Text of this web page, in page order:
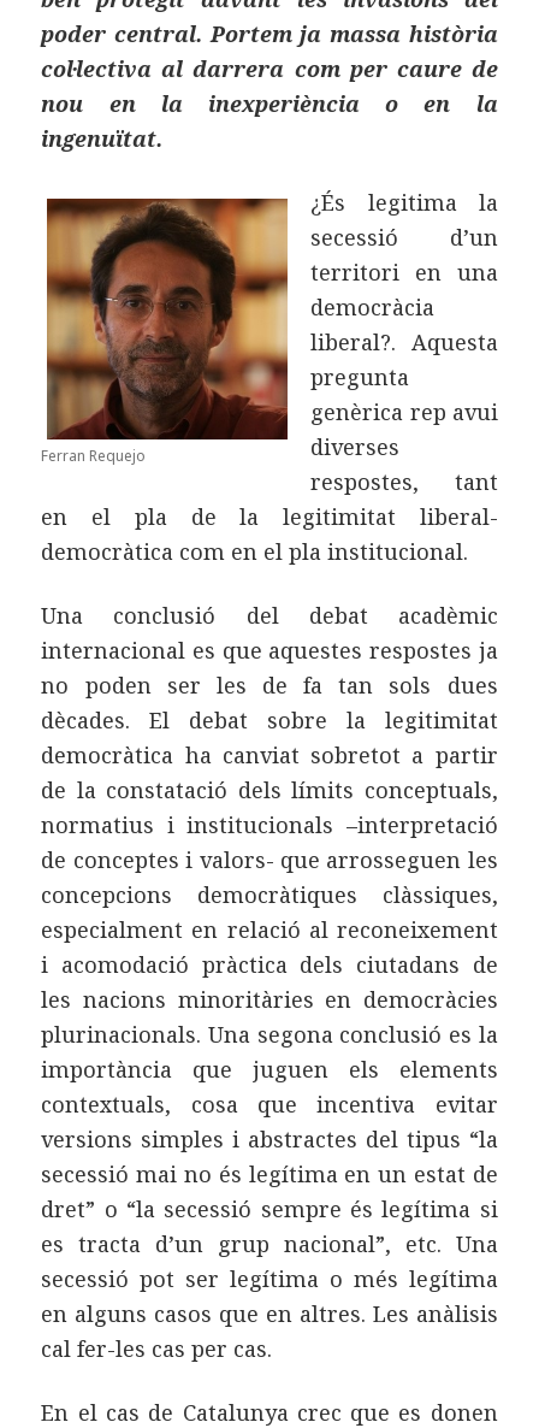
poder central. Portem ja massa història
col·lectiva al darrera com per caure de
nou en la inexperiència o en la
ingenuïtat.
Ferran Requejo
¿És legitima la
secessió d’un
territori en una
democràcia
liberal?. Aquesta
pregunta
genèrica rep avui
diverses
respostes, tant
en el pla de la legitimitat liberal-
democràtica com en el pla institucional.
Una conclusió del debat acadèmic
internacional es que aquestes respostes ja
no poden ser les de fa tan sols dues
dècades. El debat sobre la legitimitat
democràtica ha canviat sobretot a partir
de la constatació dels límits conceptuals,
normatius i institucionals –interpretació
de conceptes i valors- que arrosseguen les
concepcions democràtiques clàssiques,
especialment en relació al reconeixement
i acomodació pràctica dels ciutadans de
les nacions minoritàries en democràcies
plurinacionals. Una segona conclusió es la
importància que juguen els elements
contextuals, cosa que incentiva evitar
versions simples i abstractes del tipus “la
secessió mai no és legítima en un estat de
dret” o “la secessió sempre és legítima si
es tracta d’un grup nacional”, etc. Una
secessió pot ser legítima o més legítima
en alguns casos que en altres. Les anàlisis
cal fer-les cas per cas.
En el cas de Catalunya crec que es donen